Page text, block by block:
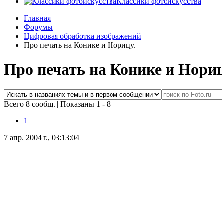
Главная
Форумы
Цифровая обработка изображений
Про печать на Конике и Норицу.
Про печать на Конике и
Всего 8 сообщ. | Показаны 1 - 8
1
7 апр. 2004 г., 03:13:04